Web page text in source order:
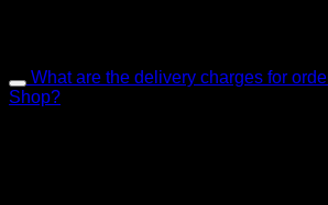
What are the delivery charges for
Shop?